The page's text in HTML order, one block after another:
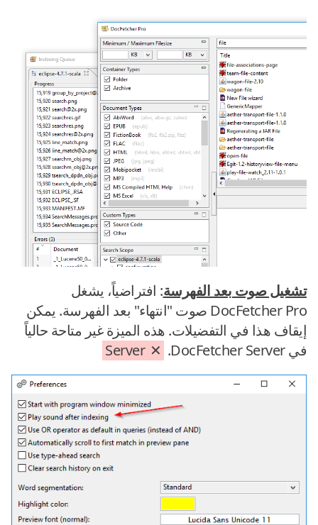
تشغيل صوت بعد الفهرسة: افتراضياً، يشغل
DocFetcher Pro صوت "انتهاء" بعد الفهرسة. يمكن
إيقاف هذا في التفضيلات. هذه الميزة غير متاحة حالياً
في DocFetcher Server.
Server